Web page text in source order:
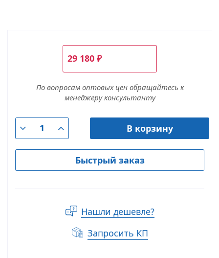
29 180 ₽
По вопросам оптовых цен обращайтесь к
менеджеру консультанту
В корзину
Быстрый заказ
Нашли дешевле?
Запросить КП